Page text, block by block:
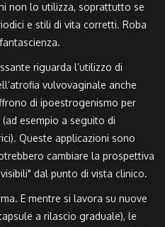
non lo utilizza, soprattutto se
e stili di vita corretti. Roba
riguarda l’utilizzo di
vulvovaginale anche
di ipoestrogenismo per
esempio a seguito di
Queste applicazioni sono
cambiare la prospettiva
dal punto di vista clinico.
E mentre si lavora su nuove
a rilascio graduale), le